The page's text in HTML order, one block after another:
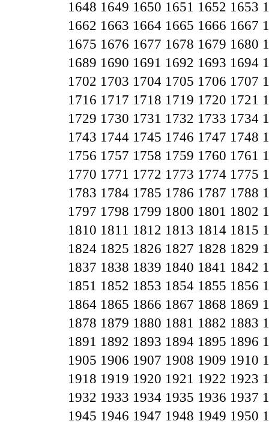
1648 1649 1650 1651 1652 1653
1662 1663 1664 1665 1666 1667
1675 1676 1677 1678 1679 1680
1689 1690 1691 1692 1693 1694
1702 1703 1704 1705 1706 1707
1716 1717 1718 1719 1720 1721
1729 1730 1731 1732 1733 1734
1743 1744 1745 1746 1747 1748
1756 1757 1758 1759 1760 1761
1770 1771 1772 1773 1774 1775
1783 1784 1785 1786 1787 1788
1797 1798 1799 1800 1801 1802
1810 1811 1812 1813 1814 1815
1824 1825 1826 1827 1828 1829
1837 1838 1839 1840 1841 1842
1851 1852 1853 1854 1855 1856
1864 1865 1866 1867 1868 1869
1878 1879 1880 1881 1882 1883
1891 1892 1893 1894 1895 1896
1905 1906 1907 1908 1909 1910
1918 1919 1920 1921 1922 1923
1932 1933 1934 1935 1936 1937
1945 1946 1947 1948 1949 1950